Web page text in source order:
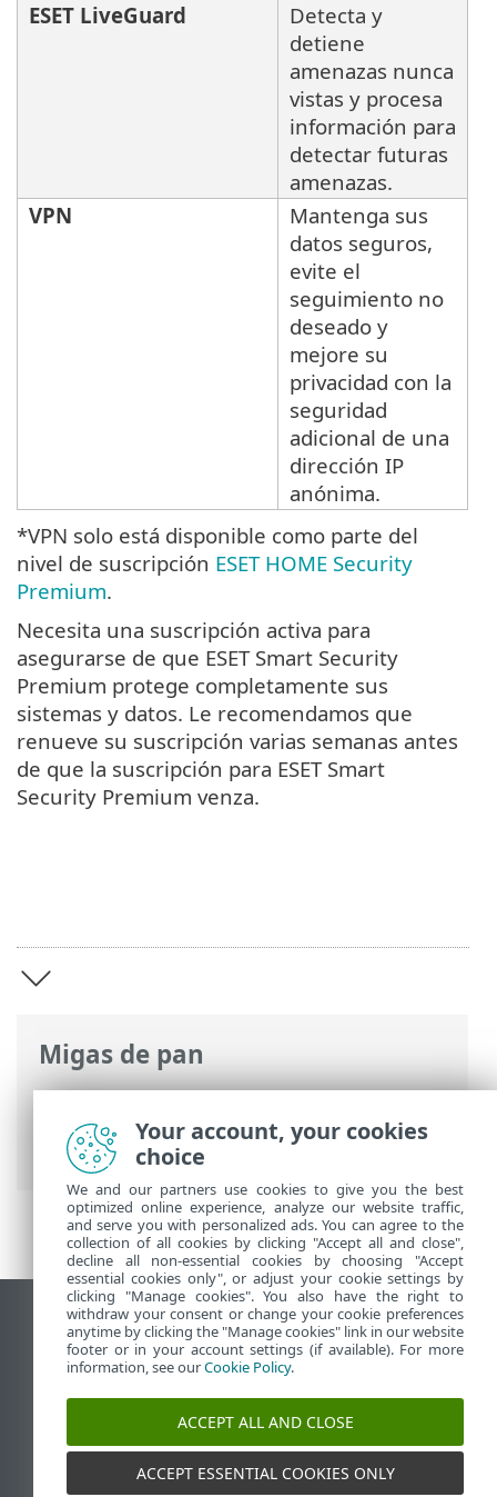
Migas de pan
Ayuda en línea de ESET>ESET Smart
Security Premium>ESET Smart Security
Premium
ESET LiveGuard
Detecta y
detiene
amenazas nunca
vistas y procesa
información para
detectar futuras
amenazas.
VPN
Mantenga sus
datos seguros,
evite el
seguimiento no
deseado y
mejore su
privacidad con la
seguridad
adicional de una
dirección IP
anónima.
*VPN solo está disponible como parte del
nivel de suscripción ESET HOME Security
Premium.
Necesita una suscripción activa para
asegurarse de que ESET Smart Security
Premium protege completamente sus
sistemas y datos. Le recomendamos que
renueve su suscripción varias semanas antes
de que la suscripción para ESET Smart
Security Premium venza.
Ver sitio del escritorio
End of Life
Base de conocimiento de ESET
Foro de ESET
ESET Status Portal
Soporte regional
Your account, your cookies
choice
We and our partners use cookies to give you the best
optimized online experience, analyze our website traffic,
and serve you with personalized ads. You can agree to the
collection of all cookies by clicking "Accept all and close",
decline all non-essential cookies by choosing "Accept
essential cookies only", or adjust your cookie settings by
clicking "Manage cookies". You also have the right to
withdraw your consent or change your cookie preferences
anytime by clicking the "Manage cookies" link in our website
footer or in your account settings (if available). For more
information, see ourCookie Policy.
ACCEPT ALL AND CLOSE
ACCEPT ESSENTIAL COOKIES ONLY